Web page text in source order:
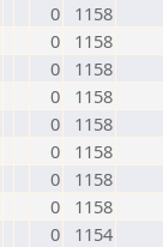
0
1158
0
1158
0
1158
0
1158
0
1158
0
1158
0
1158
0
1158
0
1154